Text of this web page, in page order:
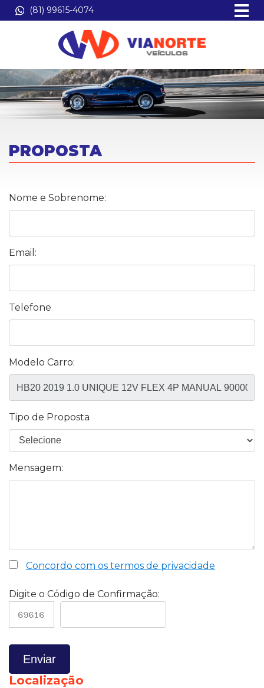
(81) 99615-4074
PROPOSTA
Nome e Sobrenome:
Email:
Telefone
Modelo Carro:
Tipo de Proposta
Mensagem:
Concordo com os termos de privacidade
Digite o Código de Confirmação:
Localização